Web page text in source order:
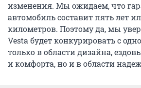
изменения. Мы ожидаем, что
автомобиль составит пять лет
километров. Поэтому да, мы
Vesta будет конкурировать с
только в области дизайна,
и комфорта, но и в области